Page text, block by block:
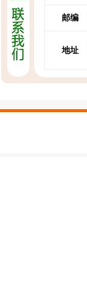
邮编
地址